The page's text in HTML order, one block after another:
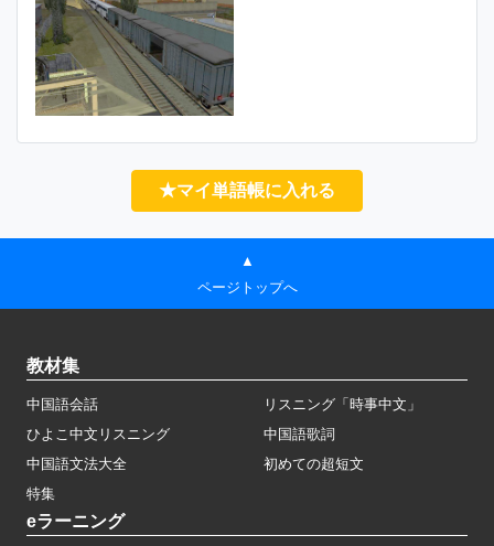
★マイ単語帳に入れる
▲
ページトップへ
教材集
中国語会話
リスニング「時事中文」
ひよこ中文リスニング
中国語歌詞
中国語文法大全
初めての超短文
特集
eラーニング